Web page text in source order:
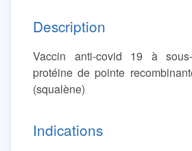
Description
Vaccin anti-covid 19 à
protéine de pointe
(squalène)
Indications